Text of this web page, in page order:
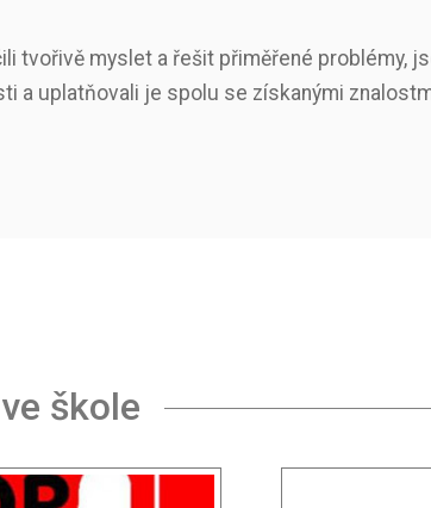
tvořivě myslet a řešit přiměřené problémy,
a uplatňovali je spolu se získanými
škole